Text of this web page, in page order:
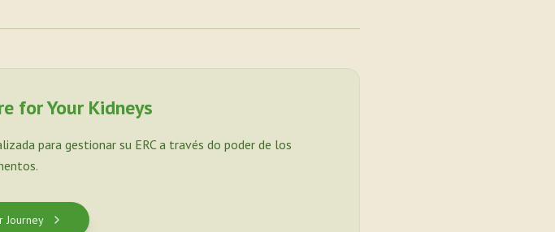
for Your Kidneys
para gestionar su ERC a través do poder de los
Journey